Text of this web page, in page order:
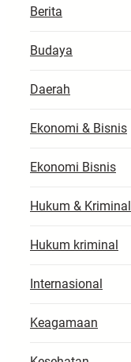
Berita
Budaya
Daerah
Ekonomi & Bisnis
Ekonomi Bisnis
Hukum & Kriminal
Hukum kriminal
Internasional
Keagamaan